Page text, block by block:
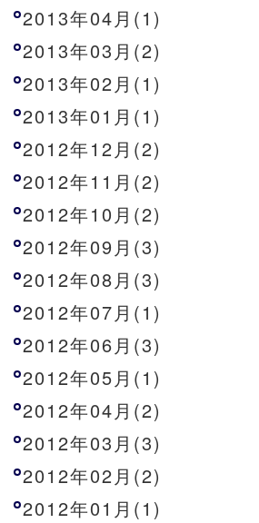
2013年04月(1)
2013年03月(2)
2013年02月(1)
2013年01月(1)
2012年12月(2)
2012年11月(2)
2012年10月(2)
2012年09月(3)
2012年08月(3)
2012年07月(1)
2012年06月(3)
2012年05月(1)
2012年04月(2)
2012年03月(3)
2012年02月(2)
2012年01月(1)